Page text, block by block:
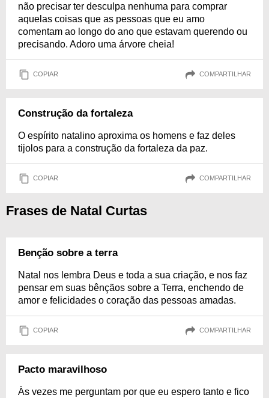
não precisar ter desculpa nenhuma para comprar
aquelas coisas que as pessoas que eu amo
comentam ao longo do ano que estavam querendo ou
precisando. Adoro uma árvore cheia!
COPIAR COMPARTILHAR
Construção da fortaleza
O espírito natalino aproxima os homens e faz deles
tijolos para a construção da fortaleza da paz.
COPIAR COMPARTILHAR
Frases de Natal Curtas
Benção sobre a terra
Natal nos lembra Deus e toda a sua criação, e nos faz
pensar em suas bênçãos sobre a Terra, enchendo de
amor e felicidades o coração das pessoas amadas.
COPIAR COMPARTILHAR
Pacto maravilhoso
Às vezes me perguntam por que eu espero tanto e fico